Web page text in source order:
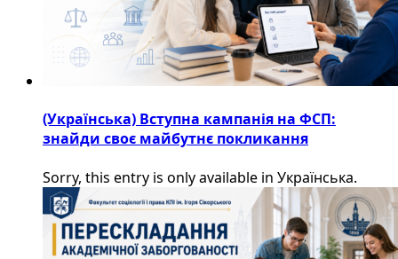
(Українська) Вступна кампанія на ФСП:
знайди своє майбутнє покликання
Sorry, this entry is only available in Українська.